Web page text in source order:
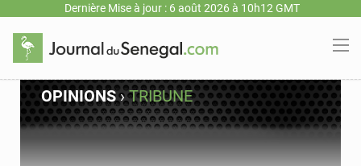
Dernière Mise à jour : 6 août 2026 à 10h12 GMT
OPINIONS›TRIBUNE